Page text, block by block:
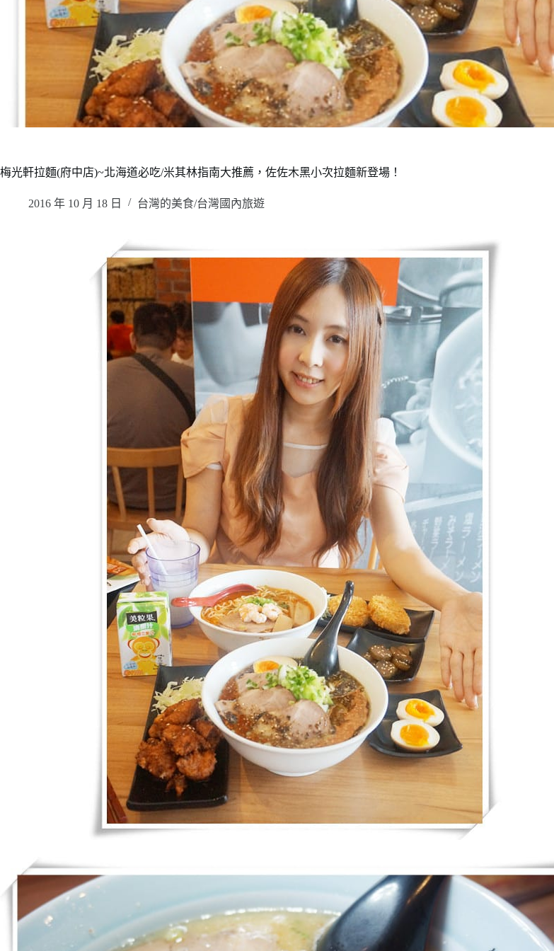
梅光軒拉麵(府中店)~北海道必吃/米其林指南大推薦，佐佐木黑小次拉麵新登場！
2016 年 10 月 18 日 台灣的美食/台灣國內旅遊